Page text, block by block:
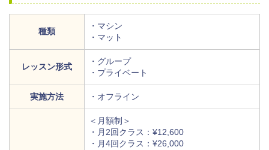
種類
・マシン
・マット
レッスン形式
・グループ
・プライベート
実施方法 ・オフライン
＜月額制＞
・月2回クラス：¥12,600
・月4回クラス：¥26,000